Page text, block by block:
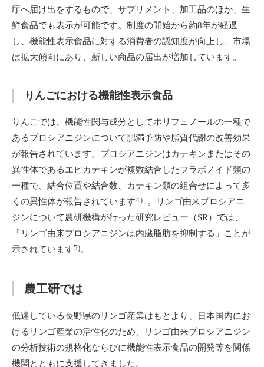
庁へ届け出をするもので、サプリメント、加工品のほか、生
鮮食品でも表示が可能です。制度の開始から約8年が経過
し、機能性表示食品に対する消費者の認知度が向上し、市場
は拡大傾向にあり、新しい商品の届出が増加しています。
りんごにおける機能性表示食品
りんごでは、機能性関与成分としてポリフェノールの一種で
あるプロシアニジンについて肥満予防や脂質代謝の改善効果
が報告されています。プロシアニジンはカテキンまたはその
異性体であるエピカテキンが複数結合したフラボノイド類の
一種で、結合位置や結合数、カテキン類の組合せによって多
くの異性体が報告されています4） 。リンゴ由来プロシアニ
ジンについて農研機構が行った研究レビュー（SR）では、
「リンゴ由来プロシアニジンは内臓脂肪を抑制する」ことが
示されています5)。
農工研では
低迷している長野県のリンゴ産業はもとより、日本国内にお
けるリンゴ産業の活性化のため、リンゴ由来プロシアニジン
の分析技術の規格化ならびに機能性表示食品の開発等を関係
機関とともに支援してきました。